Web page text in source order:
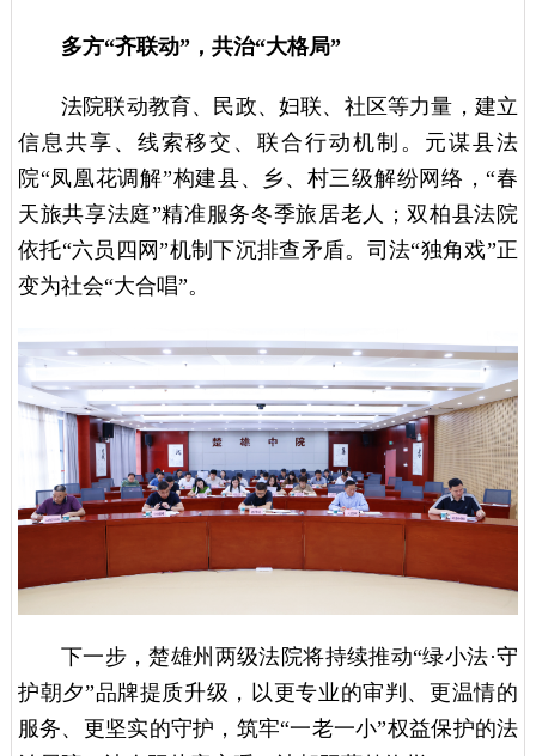
多方“齐联动”，共治“大格局”
法院联动教育、民政、妇联、社区等力量，建立
信息共享、线索移交、联合行动机制。元谋县法
院“凤凰花调解”构建县、乡、村三级解纷网络，“春
天旅共享法庭”精准服务冬季旅居老人；双柏县法院
依托“六员四网”机制下沉排查矛盾。司法“独角戏”正
变为社会“大合唱”。
下一步，楚雄州两级法院将持续推动“绿小法·守
护朝夕”品牌提质升级，以更专业的审判、更温情的
服务、更坚实的守护，筑牢“一老一小”权益保护的法